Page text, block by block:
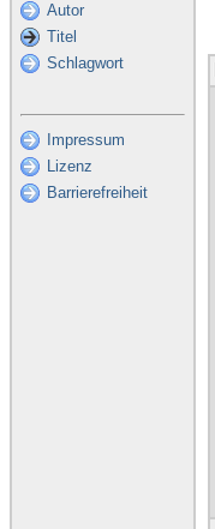
Autor
Titel
Schlagwort
Impressum
Lizenz
Barrierefreiheit